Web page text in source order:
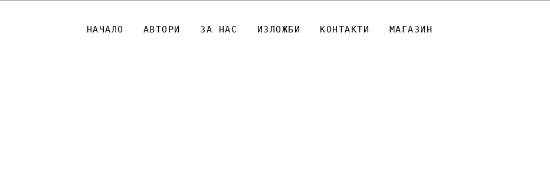
НАЧАЛО АВТОРИ ЗА НАС ИЗЛОЖБИ КОНТАКТИ МАГАЗИН